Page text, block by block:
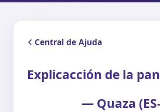
Central de Ajuda
Explicacción de la
— Quaza